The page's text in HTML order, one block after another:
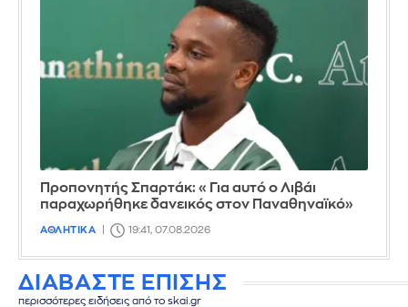
Προπονητής Σπαρτάκ: «Για αυτό ο Λιβάι
παραχωρήθηκε δανεικός στον Παναθηναϊκό»
ΑΘΛΗΤΙΚΑ 19:41, 07.08.2026
ΔΙΑΒΑΣΤΕ ΕΠΙΣΗΣ
περισσότερες ειδήσεις από το skai.gr